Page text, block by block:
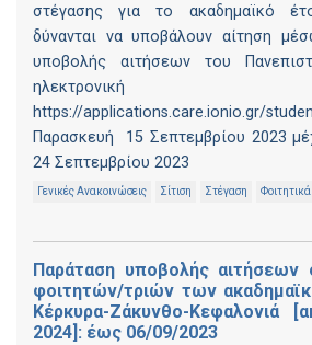
στέγασης για το ακαδημαϊκό
δύνανται να υποβάλουν αίτηση
υποβολής αιτήσεων του
ηλεκτρονική
https://
Παρασκευή 15 Σεπτεμβρίου 2023
24 Σεπτεμβρίου 2023
Γενικές Ανακοινώσεις Σίτιση Στέγαση
Παράταση υποβολής αιτήσεων
φοιτητών/τριών των
Κέρκυρα-Ζάκυνθο-Κεφαλονιά
2024]: έως 06/09/2023